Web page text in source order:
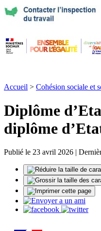
Accueil > Cohésion sociale et
Diplôme
diplôme
Publié le 23 avril 2026 |